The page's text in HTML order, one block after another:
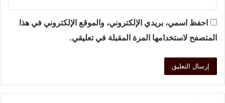
احفظ اسمي، بريدي الإلكتروني، والموقع الإلكتروني في هذا
المتصفح لاستخدامها المرة المقبلة في تعليقي.